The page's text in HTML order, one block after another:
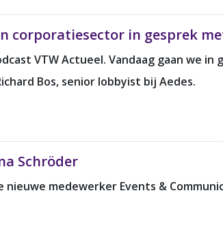
corporatiesector in gesprek
VTW Actueel. Vandaag gaan we
Bos, senior lobbyist bij Aedes.
Schröder
nieuwe medewerker Events &